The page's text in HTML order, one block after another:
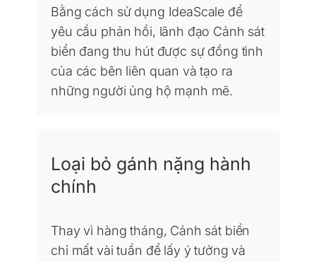
Bằng cách sử dụng IdeaScale để
yêu cầu phản hồi, lãnh đạo Cảnh sát
biển đang thu hút được sự đồng tình
của các bên liên quan và tạo ra
những người ủng hộ mạnh mẽ.
Loại bỏ gánh nặng hành
chính
Thay vì hàng tháng, Cảnh sát biển
chỉ mất vài tuần để lấy ý tưởng và